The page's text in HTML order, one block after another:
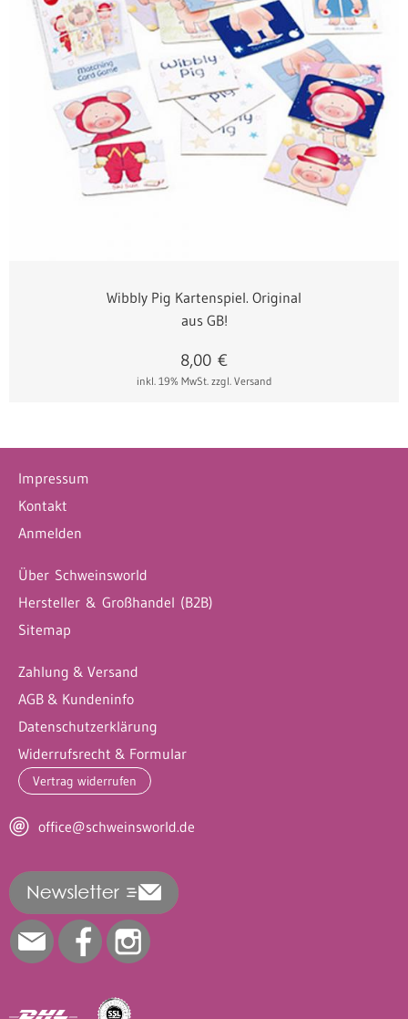
Wibbly Pig Kartenspiel. Original
aus GB!
inkl. 19% MwSt. zzgl. Versand
8,00 €
Impressum
Kontakt
Anmelden
Über Schweinsworld
Hersteller & Großhandel (B2B)
Sitemap
Zahlung & Versand
AGB & Kundeninfo
Datenschutzerklärung
Widerrufsrecht & Formular
Vertrag widerrufen
office@schweinsworld.de